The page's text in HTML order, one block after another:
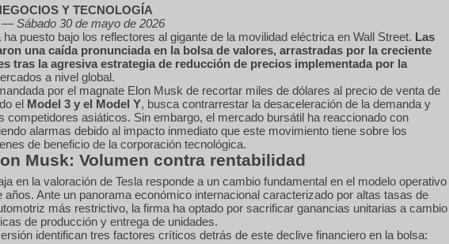
Y TECNOLOGÍA
Sábado 30 de mayo de 2026
puesto bajo los reflectores al gigante de la movilidad eléctrica en Wall Street. Las
una caída pronunciada en la bolsa de valores, arrastradas por la creciente
tras la agresiva estrategia de reducción de precios implementada por la
a nivel global.
por el magnate Elon Musk de recortar miles de dólares al precio de venta de
el Model 3 y el Model Y, busca contrarrestar la desaceleración de la demanda y
competidores asiáticos. Sin embargo, el mercado bursátil ha reaccionado con
alarmas debido al impacto inmediato que este movimiento tiene sobre los
de beneficio de la corporación tecnológica.
Musk: Volumen contra rentabilidad
en la valoración de Tesla responde a un cambio fundamental en el modelo operativo
Ante un panorama económico internacional caracterizado por altas tasas de
más restrictivo, la firma ha optado por sacrificar ganancias unitarias a cambio
de producción y entrega de unidades.
identifican tres factores críticos detrás de este declive financiero en la bolsa: